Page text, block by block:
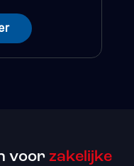
voor zakelijke